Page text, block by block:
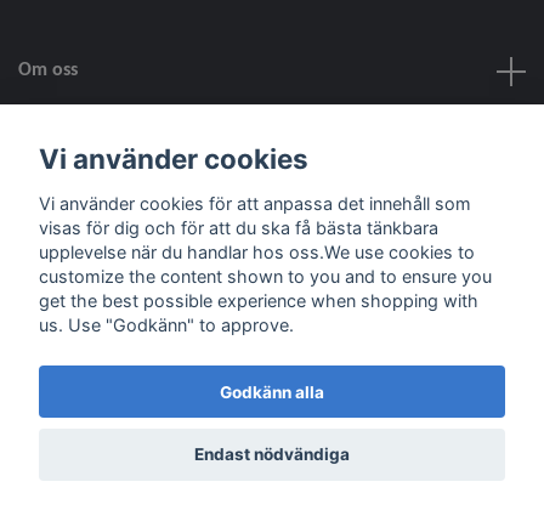
Om oss
Fotmeny
Sociala medier
© 2026 Skala SkaparPowered by Quickbutik
Vi använder cookies
Vi använder cookies för att anpassa det innehåll som
visas för dig och för att du ska få bästa tänkbara
upplevelse när du handlar hos oss.We use cookies to
customize the content shown to you and to ensure you
get the best possible experience when shopping with
us. Use "Godkänn" to approve.
Godkänn alla
Endast nödvändiga